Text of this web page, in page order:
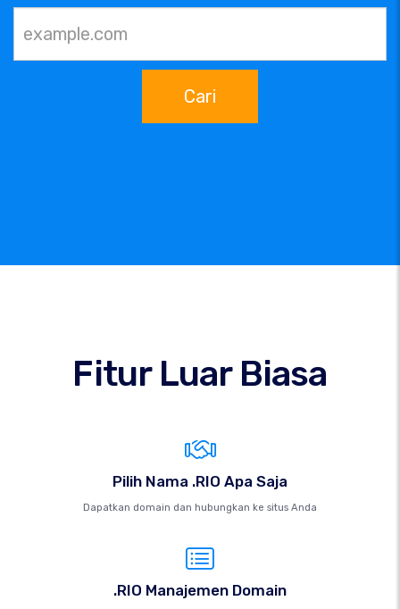
Cari
Fitur Luar Biasa
Pilih Nama .RIO Apa Saja
Dapatkan domain dan hubungkan ke situs Anda
.RIO Manajemen Domain